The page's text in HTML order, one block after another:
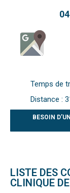
Temps de
Distance :
BESOIN
LISTE DES
CLINIQUE